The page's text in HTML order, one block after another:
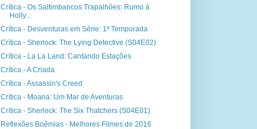
Crítica - Os Saltimbancos Trapalhões: Rumo à
Holly...
Crítica - Desventuras em Série: 1ª Temporada
Crítica - Sherlock: The Lying Detective (S04E02)
Crítica - La La Land: Cantando Estações
Crítica - A Criada
Crítica - Assassin's Creed
Crítica - Moana: Um Mar de Aventuras
Crítica - Sherlock: The Six Thatchers (S04E01)
Reflexões Boêmias - Melhores Filmes de 2016